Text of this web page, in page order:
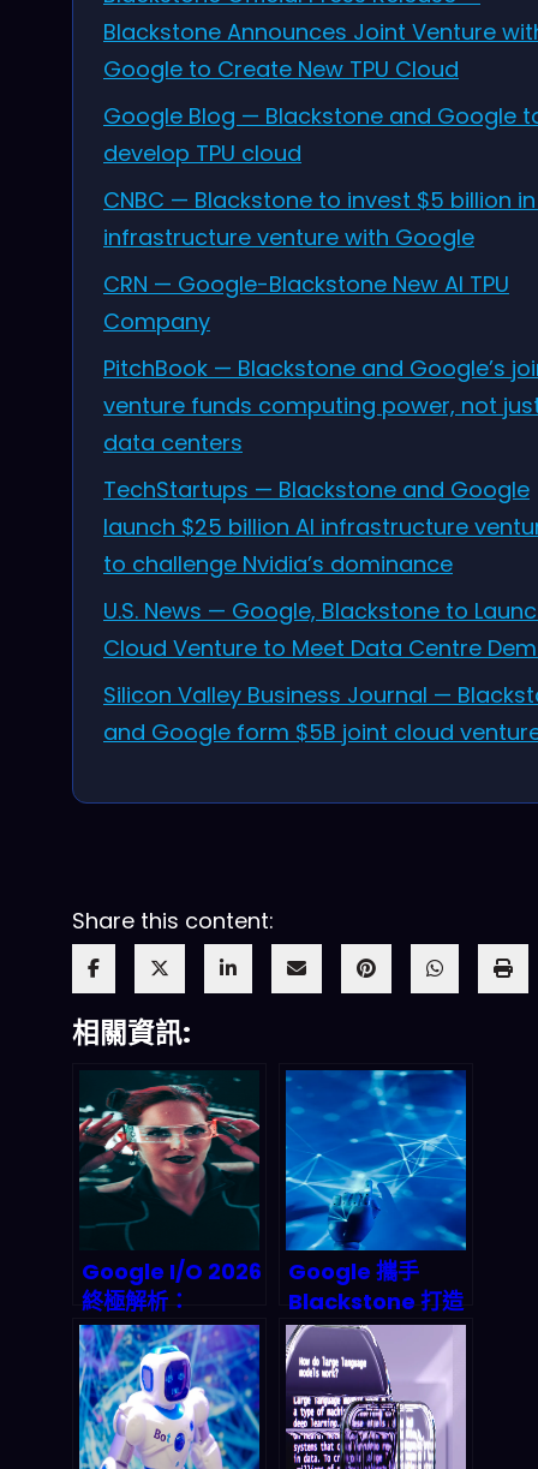
Blackstone Announces Joint Venture
Google to Create New TPU Cloud
Google Blog — Blackstone and Google
develop TPU cloud
CNBC — Blackstone to invest $5 billion in
infrastructure venture with Google
CRN — Google-Blackstone New AI TPU
Company
PitchBook — Blackstone and Google’s
venture funds computing power, not
data centers
TechStartups — Blackstone and Google
launch $25 billion AI infrastructure
to challenge Nvidia’s dominance
U.S. News — Google, Blackstone to
Cloud Venture to Meet Data Centre
Silicon Valley Business Journal —
and Google form $5B joint cloud
Share this content:
相關資訊:
Google I/O 2026
終極解析：
Gemini Omni 與
Android XR 眼鏡
如何改寫人機互動
規則？（開發者視
角）
Google 攜手
Blackstone 打造
50 億美元 AI 雲端
帝國：這場聯姻將
如何顛覆 2026 雲
端算力版圖？